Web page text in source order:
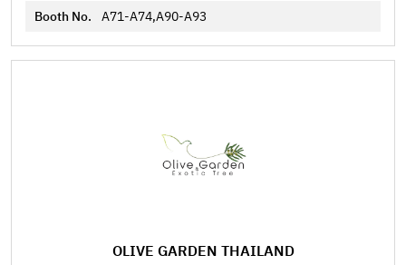
Booth No. A71-A74,A90-A93
OLIVE GARDEN THAILAND